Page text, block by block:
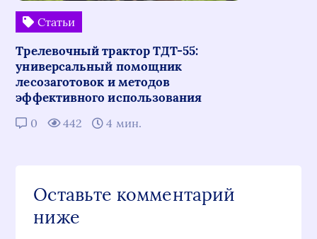
Статьи
Трелевочный трактор ТДТ-55:
универсальный помощник
лесозаготовок и методов
эффективного использования
0 442 4 мин.
Оставьте комментарий
ниже